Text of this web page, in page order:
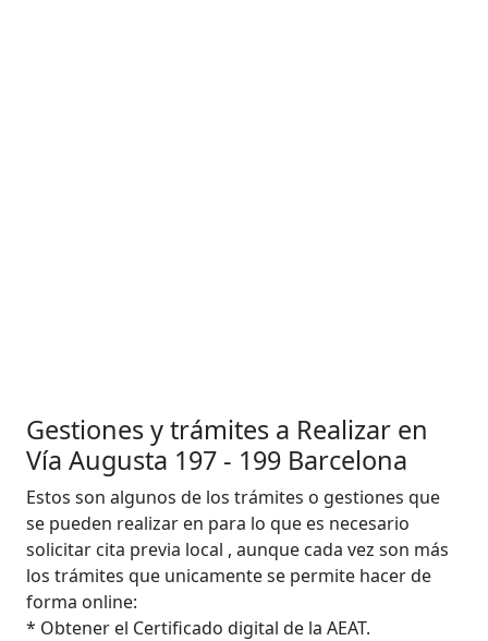
Gestiones y trámites a Realizar en
Vía Augusta 197 - 199 Barcelona
Estos son algunos de los trámites o gestiones que
se pueden realizar en para lo que es necesario
solicitar cita previa local , aunque cada vez son más
los trámites que unicamente se permite hacer de
forma online:
* Obtener el Certificado digital de la AEAT.